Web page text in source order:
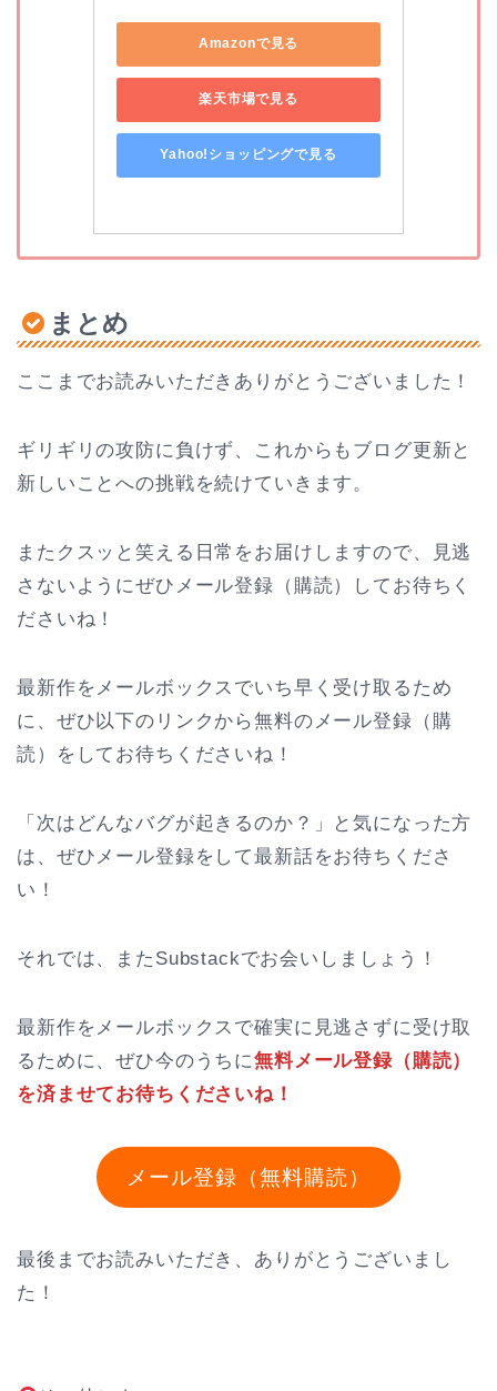
Amazonで見る
楽天市場で見る
Yahoo!ショッピングで見る
まとめ
ここまでお読みいただきありがとうございました！
ギリギリの攻防に負けず、これからもブログ更新と
新しいことへの挑戦を続けていきます。
またクスッと笑える日常をお届けしますので、見逃
さないようにぜひメール登録（購読）してお待ちく
ださいね！
最新作をメールボックスでいち早く受け取るため
に、ぜひ以下のリンクから無料のメール登録（購
読）をしてお待ちくださいね！
「次はどんなバグが起きるのか？」と気になった方
は、ぜひメール登録をして最新話をお待ちくださ
い！
それでは、またSubstackでお会いしましょう！
最新作をメールボックスで確実に見逃さずに受け取
るために、ぜひ今のうちに無料メール登録（購読）
を済ませてお待ちくださいね！
メール登録（無料購読）
最後までお読みいただき、ありがとうございまし
た！